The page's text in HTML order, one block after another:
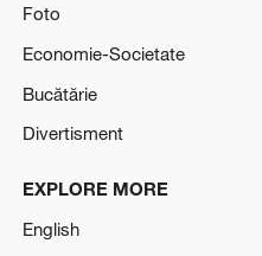
Foto
Economie-Societate
Bucătărie
Divertisment
EXPLORE MORE
English